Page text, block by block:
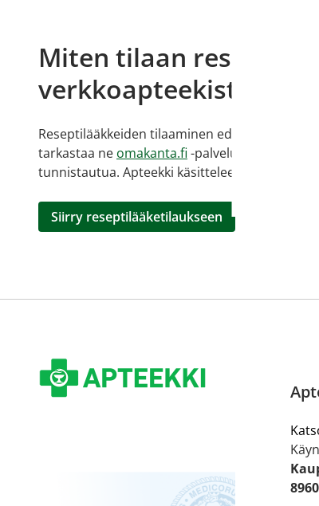
Miten tilaan
verkkoapteekista?
Reseptilääkkeiden tilaaminen edellyttää
tarkastaa ne omakanta.fi -palvelusta. Tilausta
tunnistautua. Apteekki käsittelee tilauksesi,
Siirry reseptilääketilaukseen